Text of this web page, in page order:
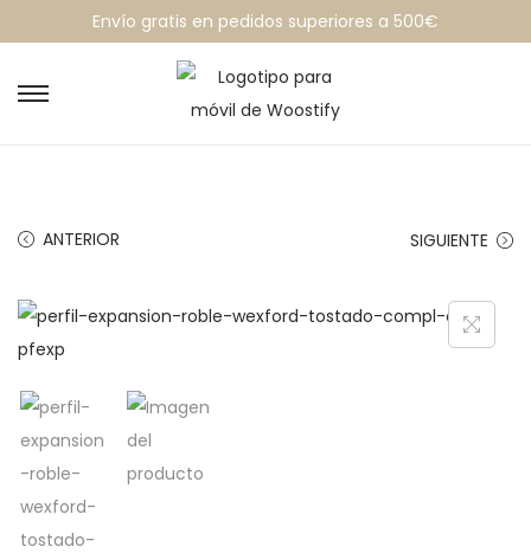
Envío gratis en pedidos superiores a 500€
ANTERIOR SIGUIENTE